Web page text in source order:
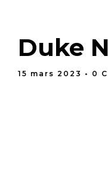
Duke
15 mars 2023 • 0